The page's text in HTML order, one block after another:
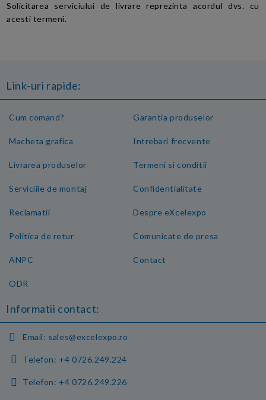
Solicitarea serviciului de livrare reprezinta acordul dvs. cu
acesti termeni.
Link-uri rapide:
Cum comand?
Macheta grafica
Livrarea produselor
Serviciile de montaj
Garantia produselor
Intrebari frecvente
Termeni si conditii
Confidentialitate
Reclamatii
Politica de retur
ANPC
ODR
Despre eXcelexpo
Comunicate de presa
Contact
Informatii contact:
Email: sales@excelexpo.ro
Telefon: +4 0726.249.224
Telefon: +4 0726.249.226